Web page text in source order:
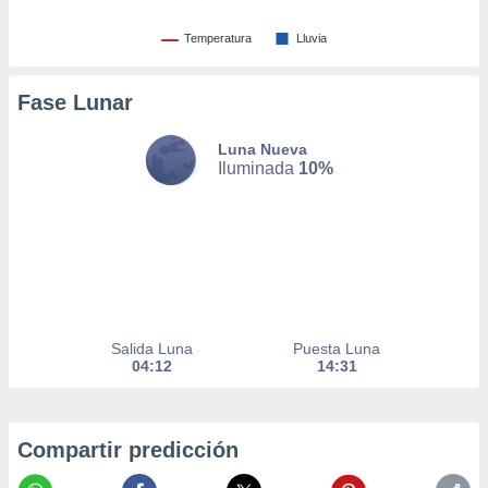
únicos
u
datos
Temperatura Lluvia
Fase Lunar
Luna Nueva
Iluminada 10%
Salida Luna
04:12
Puesta Luna
14:31
Compartir predicción